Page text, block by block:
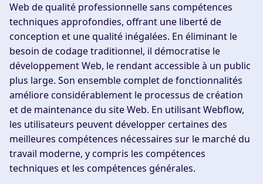
Web de qualité professionnelle sans compétences
techniques approfondies, offrant une liberté de
conception et une qualité inégalées. En éliminant le
besoin de codage traditionnel, il démocratise le
développement Web, le rendant accessible à un public
plus large. Son ensemble complet de fonctionnalités
améliore considérablement le processus de création
et de maintenance du site Web. En utilisant Webflow,
les utilisateurs peuvent développer certaines des
meilleures compétences nécessaires sur le marché du
travail moderne, y compris les compétences
techniques et les compétences générales.